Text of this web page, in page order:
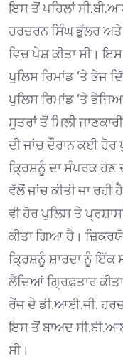
ਇਸ ਤੋਂ ਪਹਿਲਾਂ
ਹਰਚਰਨ ਸਿੰਘ ਭੁੱਲਰ
ਵਿਚ ਪੇਸ਼ ਕੀਤਾ ਸੀ।
ਪੁਲਿਸ ਰਿਮਾਂਡ ‘ਤੇ ਭੇਜ
ਪੁਲਿਸ ਰਿਮਾਂਡ ‘ਤੇ
ਸੂਤਰਾਂ ਤੋਂ ਮਿਲੀ
ਦੀ ਜਾਂਚ ਦੌਰਾਨ ਕਈ ਹੋਰ
ਕ੍ਰਿਸ਼ਨੂੰ ਦਾ ਸੰਪਰਕ ਹੋਣ
ਵੱਲੋਂ ਜਾਂਚ ਕੀਤੀ ਜਾ
ਵੀ ਹੋਰ ਪੁਲਿਸ ਤੇ
ਕੀਤਾ ਗਿਆ ਹੈ।
ਕ੍ਰਿਸ਼ਨੂੰ ਸ਼ਾਰਦਾ ਨੂੰ ਇੱਕ
ਲੈਂਦਿਆਂ ਗ੍ਰਿਫ਼ਤਾਰ
ਰੇਂਜ ਦੇ ਡੀ.ਆਈ.ਜੀ.
ਇਸ ਤੋਂ ਬਾਅਦ
ਸੀ।